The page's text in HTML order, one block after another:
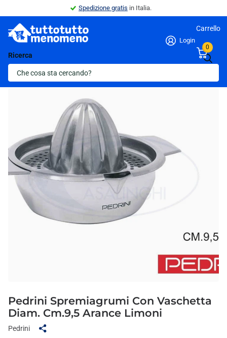
Spedizione gratis in Italia.
Ricerca
Login
Carrello
0
Indietro
Pedrini Spremiagrumi Con Vaschetta
Diam. Cm.9,5 Arance Limoni
Pedrini